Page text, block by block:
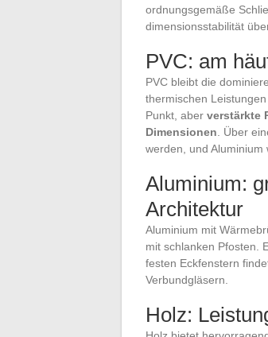
ordnungsgemäße
dimensionsstabilität
PVC: am
PVC bleibt die
thermischen
Punkt, aber verstärkte
Dimensionen . Über
werden, und Aluminium
Aluminium:
Architektur
Aluminium mit
mit schlanken Pfosten.
festen Eckfenstern
Verbundgläsern.
Holz: